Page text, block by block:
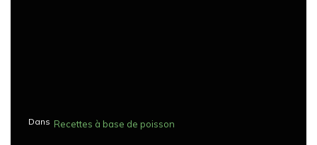
Dans Recettes à base de poisson